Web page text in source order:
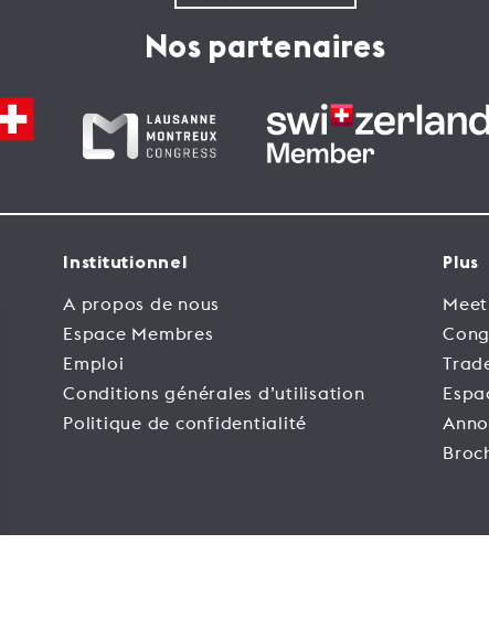
Nos partenaires
Institutionnel
A propos de nous
Espace Membres
Emploi
Conditions générales d’utilisation
Politique de confidentialité
Plus